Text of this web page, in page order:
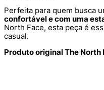
Perfeita para quem busca
confortável e com uma
North Face, esta peça é
casual.
Produto original The North